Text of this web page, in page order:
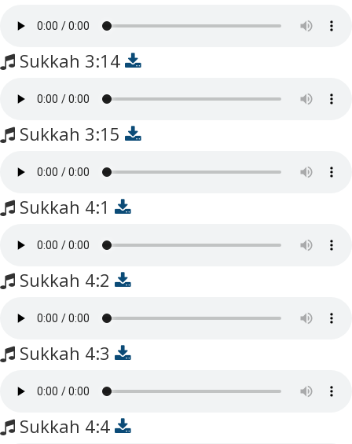
Sukkah 3:14
Sukkah 3:15
Sukkah 4:1
Sukkah 4:2
Sukkah 4:3
Sukkah 4:4